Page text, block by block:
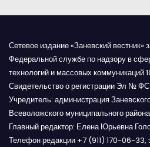
м
Сетевое издание «Заневский вестник»
Федеральной службе по надзору в
технологий и массовых коммуникаций
Свидетельство о регистрации Эл №
Учредитель: администрация
Всеволожского муниципального
Главный редактор: Елена Юрьевна
Телефон редакции +7 (911) 170-06-33,